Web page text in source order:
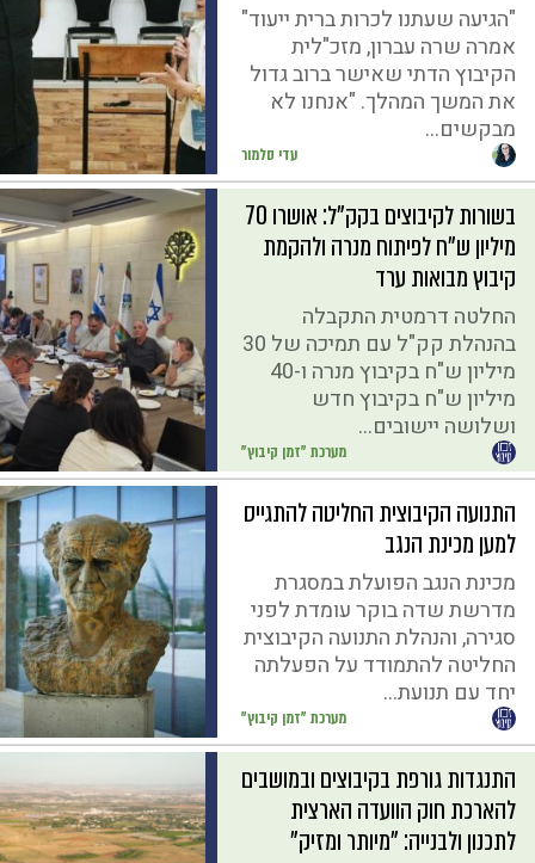
עדי סלמור
"הגיעה שעתנו לכרות ברית ייעוד"
אמרה שרה עברון, מזכ"לית
הקיבוץ הדתי שאישר ברוב גדול
את המשך המהלך. "אנחנו לא
מבקשים...
מערכת "זמן קיבוץ"
בשורות לקיבוצים בקק"ל: אושרו 70
מיליון ש"ח לפיתוח מנרה ולהקמת
קיבוץ מבואות ערד
החלטה דרמטית התקבלה
בהנהלת קק"ל עם תמיכה של 30
מיליון ש"ח בקיבוץ מנרה ו-40
מיליון ש"ח בקיבוץ חדש
ושלושה יישובים...
מערכת "זמן קיבוץ"
התנועה הקיבוצית החליטה להתגייס
למען מכינת הנגב
מכינת הנגב הפועלת במסגרת
מדרשת שדה בוקר עומדת לפני
סגירה, והנהלת התנועה הקיבוצית
החליטה להתמודד על הפעלתה
יחד עם תנועת...
התנגדות גורפת בקיבוצים ובמושבים
להארכת חוק הוועדה הארצית
לתכנון ולבנייה: "מיותר ומזיק"